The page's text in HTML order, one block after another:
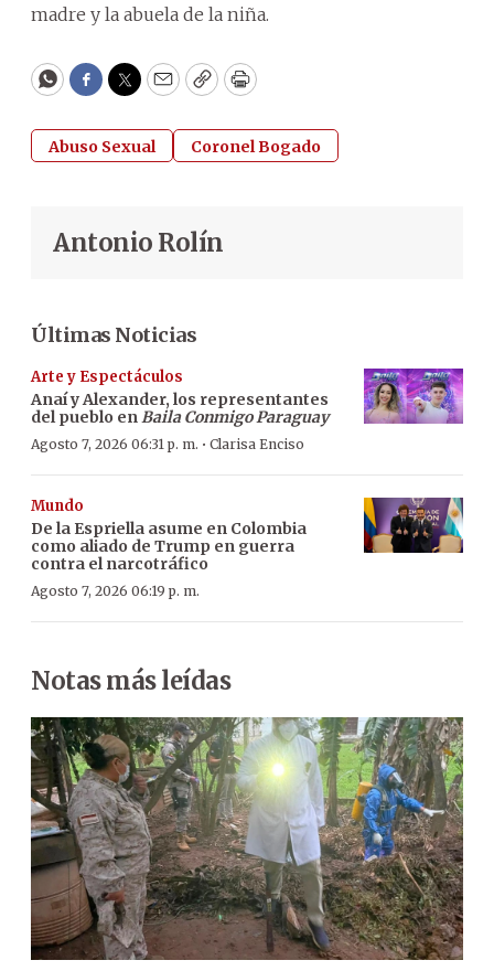
madre y la abuela de la niña.
WhatsApp
Facebook
Twitter
EmailCopyPrint
Abuso Sexual Coronel Bogado
Antonio Rolín
Últimas Noticias
Arte y Espectáculos
Anaí y Alexander, los representantes
del pueblo enBaila Conmigo Paraguay
Agosto 7, 2026 06:31 p. m. · Clarisa Enciso
Mundo
De la Espriella asume en Colombia
como aliado de Trump en guerra
contra el narcotráfico
Agosto 7, 2026 06:19 p. m.
Notas más leídas